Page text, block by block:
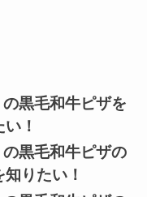
黒毛和牛ピザを
い！
黒毛和牛ピザの
知りたい！